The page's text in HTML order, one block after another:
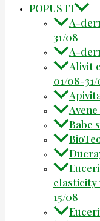
POPUSTI
A-
31/08
A-
Alivit
01/08-31/
Babe
15/08